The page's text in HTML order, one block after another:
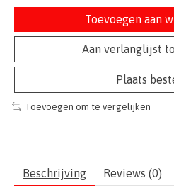
Toevoegen aan
Aan verlanglijst
Plaats
Toevoegen om te vergelijken
Beschrijving Reviews (0)